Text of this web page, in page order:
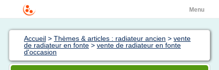
Menu
Accueil > Thèmes & articles : radiateur ancien > vente
de radiateur en fonte > vente de radiateur en fonte
d'occasion